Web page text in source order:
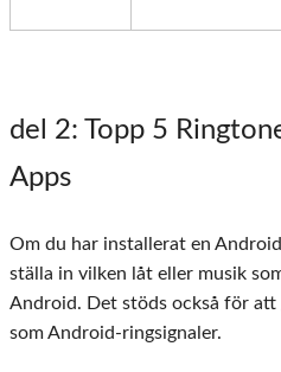
del 2: Topp 5
Apps
Om du har installerat en
ställa in vilken låt eller musik
Android. Det stöds också för
som Android-ringsignaler.